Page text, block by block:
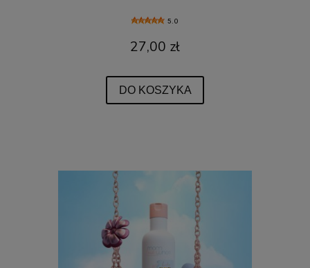
5.0
27,00 zł
DO KOSZYKA